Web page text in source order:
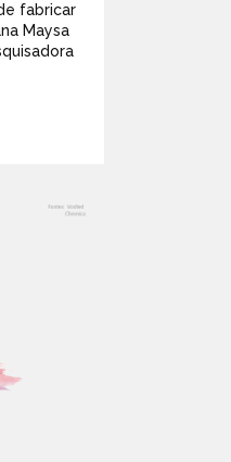
fabricar
Maysa